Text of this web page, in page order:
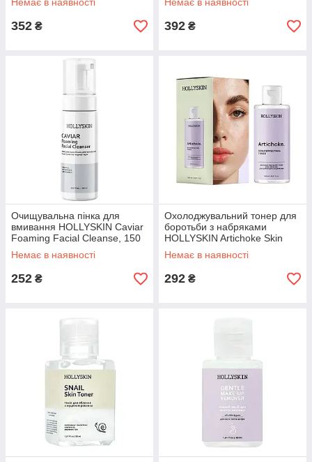
352 ₴ 392 ₴
Очищувальна пінка для
вмивання HOLLYSKIN Caviar
Foaming Facial Cleanse, 150
мл (0023h)
Немає в наявності
252 ₴
Охолоджувальний тонер для
боротьби з набряками
HOLLYSKIN Artichoke Skin
Rerfecting Toner, 150 мл
(0306h)
Немає в наявності
292 ₴